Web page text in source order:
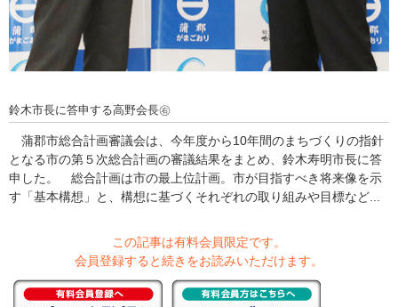
鈴木市長に答申する高野会長㊨
蒲郡市総合計画審議会は、今年度から10年間のまちづくりの指針
となる市の第５次総合計画の審議結果をまとめ、鈴木寿明市長に答
申した。 総合計画は市の最上位計画。市が目指すべき将来像を示
す「基本構想」と、構想に基づくそれぞれの取り組みや目標など...
この記事は有料会員限定です。
会員登録すると続きをお読みいただけます。